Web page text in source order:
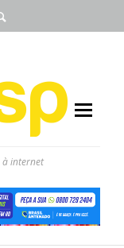
à internet